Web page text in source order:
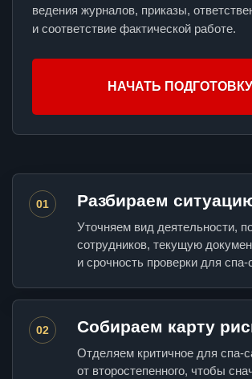
ведения журналов, приказы,
и соответствие фактической работе.
НАЧАТЬ ПОДГОТОВКУ
01 Разбираем
Уточняем вид деятельности,
сотрудников, текущую
и срочность проверки для спа-
02 Собираем карту
Отделяем критичное для спа-
от второстепенного, чтобы